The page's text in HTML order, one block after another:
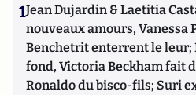
1Jean Dujardin & Laetitia
nouveaux amours, Vanessa
Benchetrit enterrent le leur;
fond, Victoria Beckham fait
Ronaldo du bisco-fils; Suri